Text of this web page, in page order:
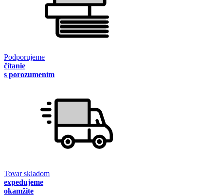
Podporujeme
čítanie
s porozumením
Tovar skladom
expedujeme
okamžite